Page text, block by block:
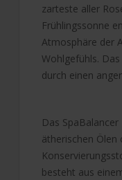
zarteste aller
Frühlingssonne
Atmosphäre der
Wohlgefühls.
durch einen
Das
ätherischen Ölen
besteht aus